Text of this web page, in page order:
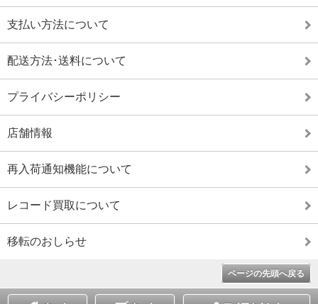
支払い方法について
配送方法･送料について
プライバシーポリシー
店舗情報
再入荷通知機能について
レコード買取について
移転のおしらせ
ページの先頭へ戻る